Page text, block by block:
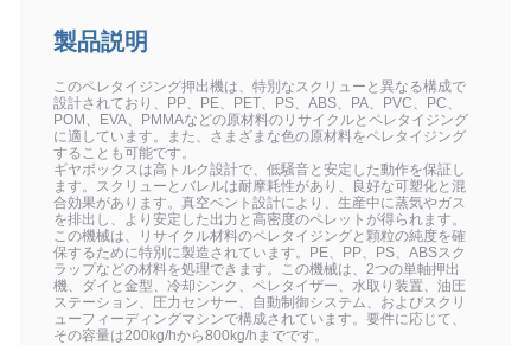
製品説明
このペレタイジング押出機は、特別なスクリューと異なる構成で
設計されており、PP、PE、PET、PS、ABS、PA、PVC、PC、
POM、EVA、PMMAなどの原材料のリサイクルとペレタイジング
に適しています。また、さまざまな色の原材料をペレタイジング
することも可能です。
ギヤボックスは高トルク設計で、低騒音と安定した動作を保証し
ます。スクリューとバレルは耐摩耗性があり、良好な可塑化と混
合効果があります。真空ベント設計により、生産中に蒸気やガス
を排出し、より安定した出力と高密度のペレットが得られます。
この機械は、リサイクル材料のペレタイジングと顆粒の純度を確
保するために特別に製造されています。PE、PP、PS、ABSスク
ラップなどの材料を処理できます。この機械は、2つの単軸押出
機、ダイと金型、冷却シンク、ペレタイザー、水取り装置、油圧
ステーション、圧力センサー、自動制御システム、およびスクリ
ューフィーディングマシンで構成されています。要件に応じて、
その容量は200kg/hから800kg/hまでです。